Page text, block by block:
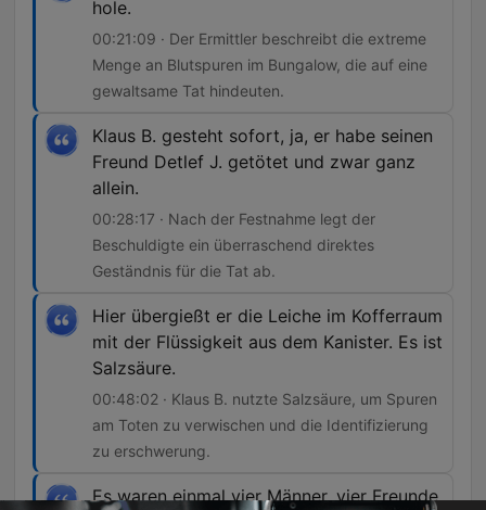
hole.
00:21:09 · Der Ermittler beschreibt die extreme
Menge an Blutspuren im Bungalow, die auf eine
gewaltsame Tat hindeuten.
Klaus B. gesteht sofort, ja, er habe seinen
Freund Detlef J. getötet und zwar ganz
allein.
00:28:17 · Nach der Festnahme legt der
Beschuldigte ein überraschend direktes
Geständnis für die Tat ab.
Hier übergießt er die Leiche im Kofferraum
mit der Flüssigkeit aus dem Kanister. Es ist
Salzsäure.
00:48:02 · Klaus B. nutzte Salzsäure, um Spuren
am Toten zu verwischen und die Identifizierung
zu erschwerung.
Es waren einmal vier Männer, vier Freunde.